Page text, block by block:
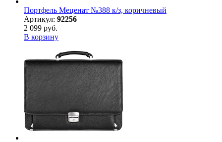
Портфель Меценат №388 к/з, коричневый
Артикул: 92256
2 099 руб.
В корзину